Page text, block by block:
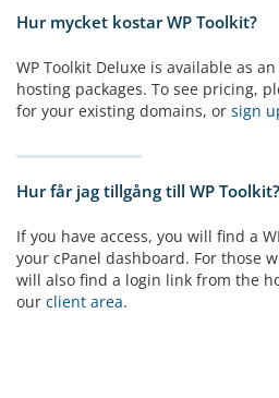
Hur mycket kostar WP Toolkit?
WP Toolkit Deluxe is available as
hosting packages. To see pricing,
for your existing domains, or sign
Hur får jag tillgång till WP Toolkit?
If you have access, you will find a
your cPanel dashboard. For those
will also find a login link from the
our client area.